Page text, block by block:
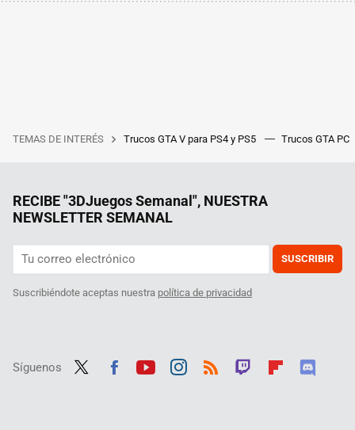
TEMAS DE INTERÉS Trucos GTA V para PS4 y PS5 Trucos GTA PC
RECIBE "3DJuegos Semanal", NUESTRA
NEWSLETTER SEMANAL
SUSCRIBIR
Suscribiéndote aceptas nuestra política de privacidad
Síguenos